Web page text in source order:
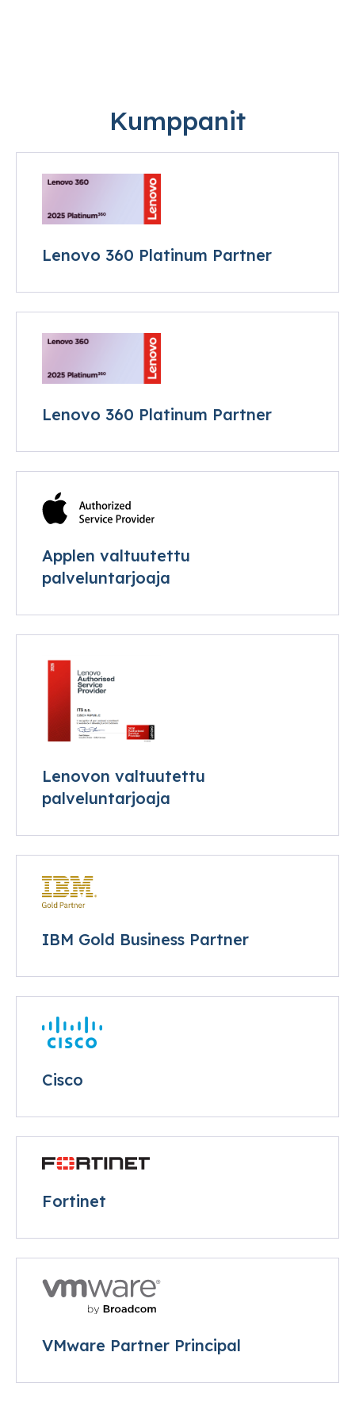
Kumppanit
Lenovo 360 Platinum Partner
Lenovo 360 Platinum Partner
Applen valtuutettu
palveluntarjoaja
Lenovon valtuutettu
palveluntarjoaja
IBM Gold Business Partner
Cisco
Fortinet
VMware Partner Principal